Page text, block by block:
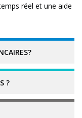
réel et une aide
?